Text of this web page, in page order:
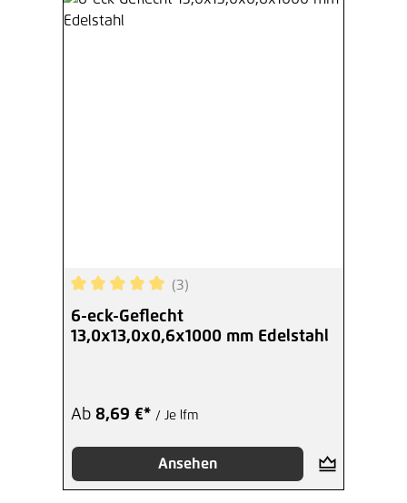
Durchschnittliche Bewertung von 5 von 5
(3)
6-eck-Geflecht
13,0x13,0x0,6x1000 mm Edelstahl
Ab 8,69 €* / Je lfm
Ansehen